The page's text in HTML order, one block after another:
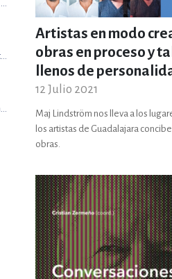
Y
ECONOMÍA,
DE VIDA,
Y
JUVENILES Y
Artistas en modo
obras en proceso y
llenos de
12 Julio 2021
Maj Lindström nos lleva a los
los artistas de Guadalajara
obras.
Mutaciones: El I Ching reinterpretado en nuestra actualidad
La guerra al grito de ¡Axcan quema, tehuatl, nehuatl!: ¡Ahora sí, tú o yo!